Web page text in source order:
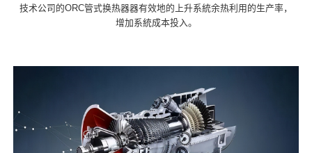
技术公司的ORC管式换热器器有效地的上升系統余热利用的生产率，
增加系統成本投入。